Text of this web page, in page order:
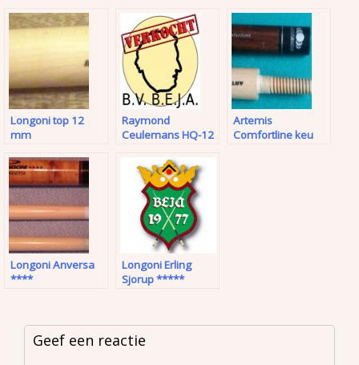
Longoni top 12
mm
Raymond
Ceulemans HQ-12
Artemis
Comfortline keu
Longoni Anversa
****
Longoni Erling
Sjorup *****
Geef een reactie